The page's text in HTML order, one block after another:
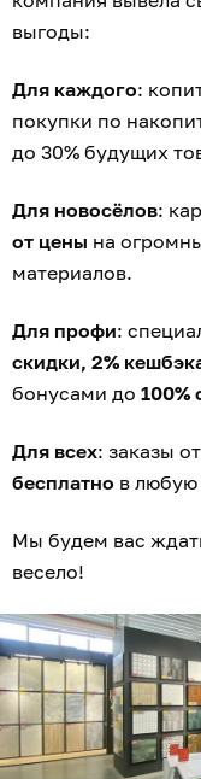
выгоды:
Для каждого:
покупки по
до 30% будущих
Для новосёлов:
от цены на
материалов.
Для профи:
скидки, 2%
бонусами до 100%
Для всех: заказы
бесплатно в любую
Мы будем вас
весело!